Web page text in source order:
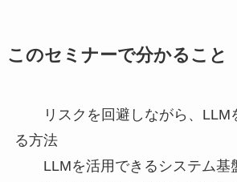
このセミナーで分かること
リスクを回避しながら、LLM
る方法
LLMを活用できるシステム基